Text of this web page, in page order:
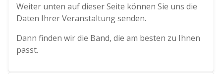
Weiter unten auf dieser Seite können Sie uns die
Daten Ihrer Veranstaltung senden.
Dann finden wir die Band, die am besten zu Ihnen
passt.